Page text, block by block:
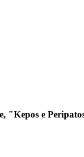
"Kepos e